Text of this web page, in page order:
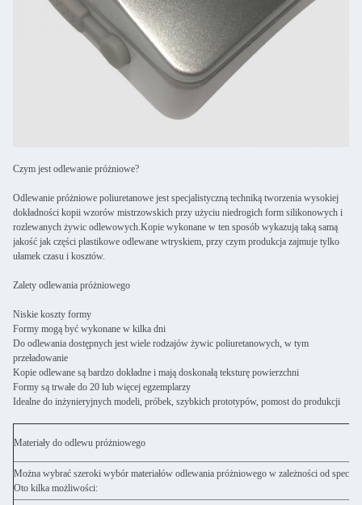
Czym jest odlewanie próżniowe?
Odlewanie próżniowe poliuretanowe jest specjalistyczną techniką tworzenia wysokiej
dokładności kopii wzorów mistrzowskich przy użyciu niedrogich form silikonowych i
rozlewanych żywic odlewowych.Kopie wykonane w ten sposób wykazują taką samą
jakość jak części plastikowe odlewane wtryskiem, przy czym produkcja zajmuje tylko
ułamek czasu i kosztów.
Zalety odlewania próżniowego
Niskie koszty formy
Formy mogą być wykonane w kilka dni
Do odlewania dostępnych jest wiele rodzajów żywic poliuretanowych, w tym
przeładowanie
Kopie odlewane są bardzo dokładne i mają doskonałą teksturę powierzchni
Formy są trwałe do 20 lub więcej egzemplarzy
Idealne do inżynieryjnych modeli, próbek, szybkich prototypów, pomost do produkcji
Materiały do odlewu próżniowego
Można wybrać szeroki wybór materiałów odlewania próżniowego w zależności od
Oto kilka możliwości: